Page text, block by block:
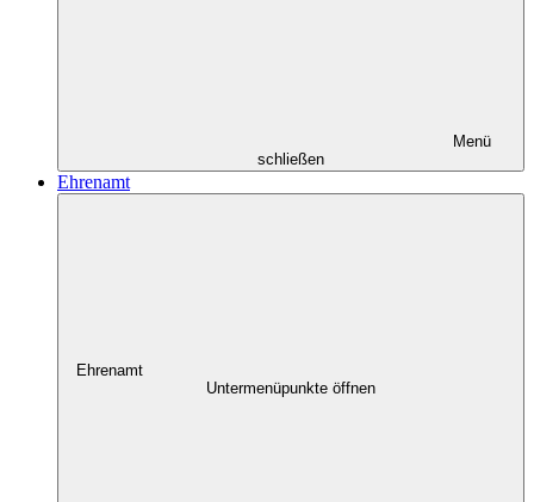
Menü
schließen
Ehrenamt
Ehrenamt
Untermenüpunkte öffnen